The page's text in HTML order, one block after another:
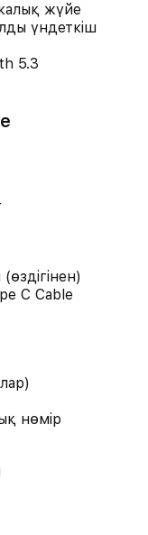
жүйе
үндеткіш
5.3
C Cable
нөмір